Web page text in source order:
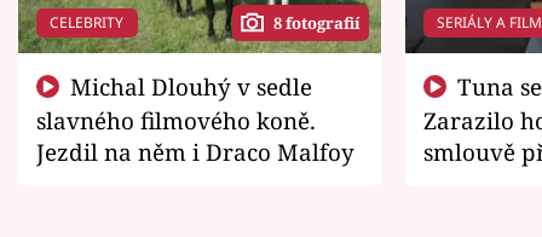
CELEBRITY 8 fotografií
slavného filmového koně.
Jezdil na něm i Draco Malfoy
SERIÁLY A
Zarazilo
smlouvě